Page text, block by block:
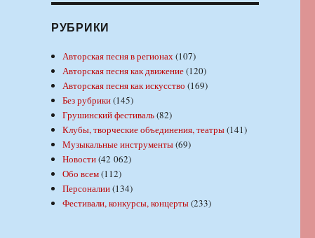
РУБРИКИ
Авторская песня в регионах(107)
Авторская песня как движение(120)
Авторская песня как искусство (169)
Без рубрики(145)
Грушинский фестиваль(82)
Клубы, творческие объединения, театры(141)
Музыкальные инструменты(69)
Новости(42 062)
Обо всем(112)
Персоналии(134)
Фестивали, конкурсы, концерты(233)